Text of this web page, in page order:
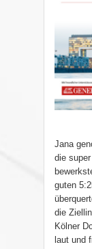
Jana
die
guten
die
Kölner
laut und